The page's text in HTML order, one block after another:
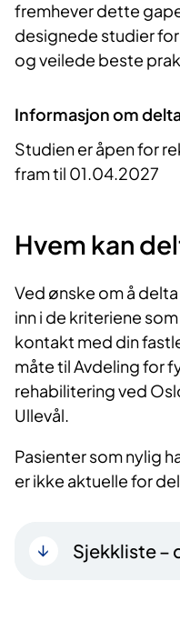
fremhever dette
designede studier
og veilede beste
Informasjon om
Studien er åpen for
fram til 01.04.2027
Hvem kan
Ved ønske om å
inn i de kriteriene
kontakt med din
måte til Avdeling for
rehabilitering ved
Ullevål.
Pasienter som nylig
er ikke aktuelle for
Sjekkliste –